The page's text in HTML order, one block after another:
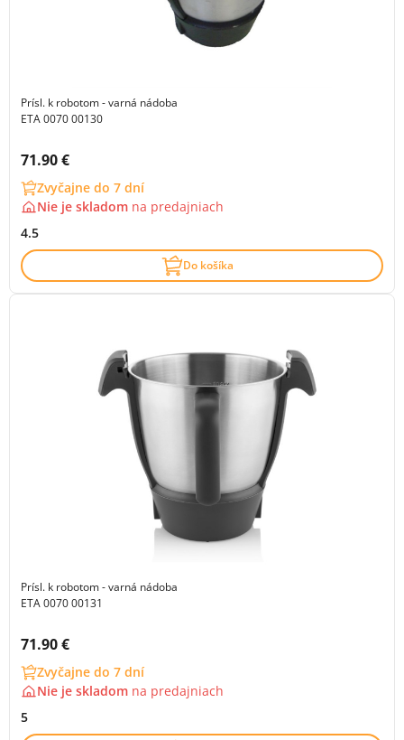
Prísl. k robotom - varná nádoba
ETA 0070 00130
Cena s DPH:
71.90 €
Zvyčajne do 7 dní
Nie je skladom na predajniach
4.5
Do košíka
Prísl. k robotom - varná nádoba
ETA 0070 00131
Cena s DPH:
71.90 €
Zvyčajne do 7 dní
Nie je skladom na predajniach
5